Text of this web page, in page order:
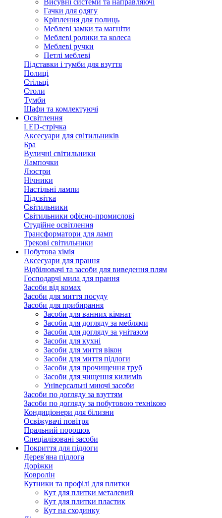
Висувні системи та направляючі
Гачки для одягу
Кріплення для полиць
Меблеві замки та магніти
Меблеві ролики та колеса
Меблеві ручки
Петлі меблеві
Підставки і тумби для взуття
Полиці
Стільці
Столи
Тумби
Шафи та комлектуючі
Освітлення
LED-стрічка
Аксесуари для світильників
Бра
Вуличні світильники
Лампочки
Люстри
Нічники
Настільні лампи
Підсвітка
Світильники
Світильники офісно-промислові
Студійне освітлення
Трансформатори для ламп
Трекові світильники
Побутова хімія
Аксесуари для прання
Відбілювачі та засоби для виведення плям
Господарчі мила для прання
Засоби від комах
Засоби для миття посуду
Засоби для прибирання
Засоби для ванних кімнат
Засоби для догляду за меблями
Засоби для догляду за унітазом
Засоби для кухні
Засоби для миття вікон
Засоби для миття підлоги
Засоби для прочищення труб
Засоби для чищення килимів
Універсальні миючі засоби
Засоби по догляду за взуттям
Засоби по догляду за побутовою технікою
Кондиціонери для білизни
Освіжувачі повітря
Пральний порошок
Спеціалізовані засоби
Покриття для підлоги
Дерев'яна підлога
Доріжки
Ковролін
Кутники та профілі для плитки
Кут для плитки металевий
Кут для плитки пластик
Кут на сходинку